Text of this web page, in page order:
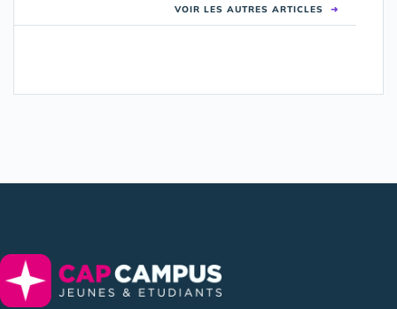
VOIR LES AUTRES ARTICLES ➜